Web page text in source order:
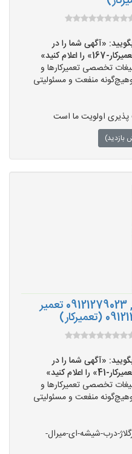
«آگهی شما را در
کنید»
تخصصی تعمیرکارها و
منفعت و مسئولیتی
اولویت ما است
بازدید)
تعمیر شیشه سکوریت , 09121279023 تعمیر
«آگهی شما را در
کنید»
تخصصی تعمیرکارها و
منفعت و مسئولیتی
درب-شیشه-ای-میرال-